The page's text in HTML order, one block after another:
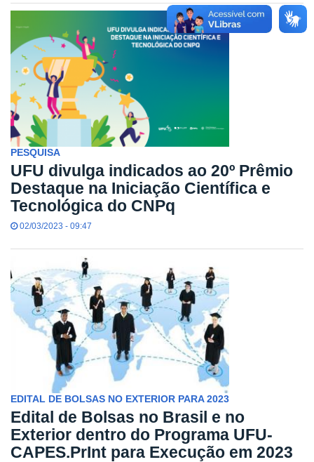
PESQUISA
UFU divulga indicados ao 20º Prêmio
Destaque na Iniciação Científica e
Tecnológica do CNPq
02/03/2023 - 09:47
EDITAL DE BOLSAS NO EXTERIOR PARA 2023
Edital de Bolsas no Brasil e no
Exterior dentro do Programa UFU-
CAPES.PrInt para Execução em 2023